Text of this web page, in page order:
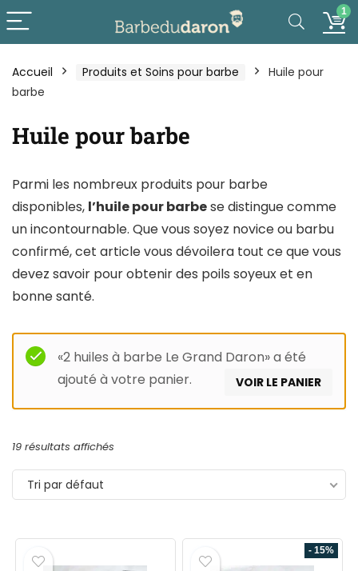
1
Accueil Produits et Soins pour barbe
Huile pour
barbe
Huile pour barbe
Parmi les nombreux produits pour barbe
disponibles, l’huile pour barbese distingue comme
un incontournable. Que vous soyez novice ou barbu
confirmé, cet article vous dévoilera tout ce que vous
devez savoir pour obtenir des poils soyeux et en
bonne santé.
«2 huiles à barbe Le Grand Daron» a été
ajouté à votre panier.
VOIR LE PANIER
19 résultats affichés
Tri par défaut
- 15%